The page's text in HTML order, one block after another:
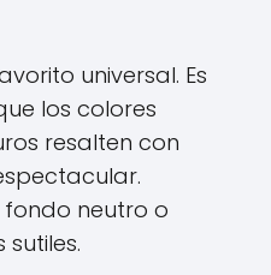
universal. Es
los colores
resalten con
fondo neutro o